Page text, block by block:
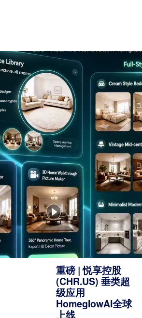
重磅 | 悦享控股
(CHR.US) 垂类超
级应用
HomeglowAI全球
上线